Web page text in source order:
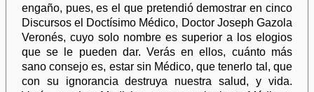
engaño, pues, es el que pretendió demostrar en cinco
Discursos el Doctísimo Médico, Doctor Joseph Gazola
Veronés, cuyo solo nombre es superior a los elogios
que se le pueden dar. Verás en ellos, cuánto más
sano consejo es, estar sin Médico, que tenerlo tal, que
con su ignorancia destruya nuestra salud, y vida.